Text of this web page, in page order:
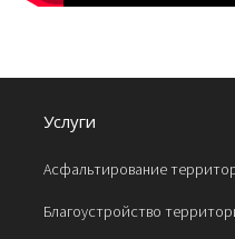
Услуги
Асфальтирование
Благоустройство